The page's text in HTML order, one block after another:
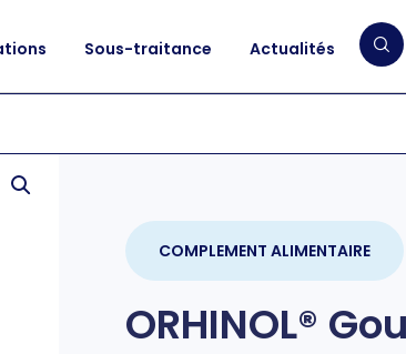
Sous-traitance Actualités
COMPLEMENT ALIMENTAIRE
ORHINOL®